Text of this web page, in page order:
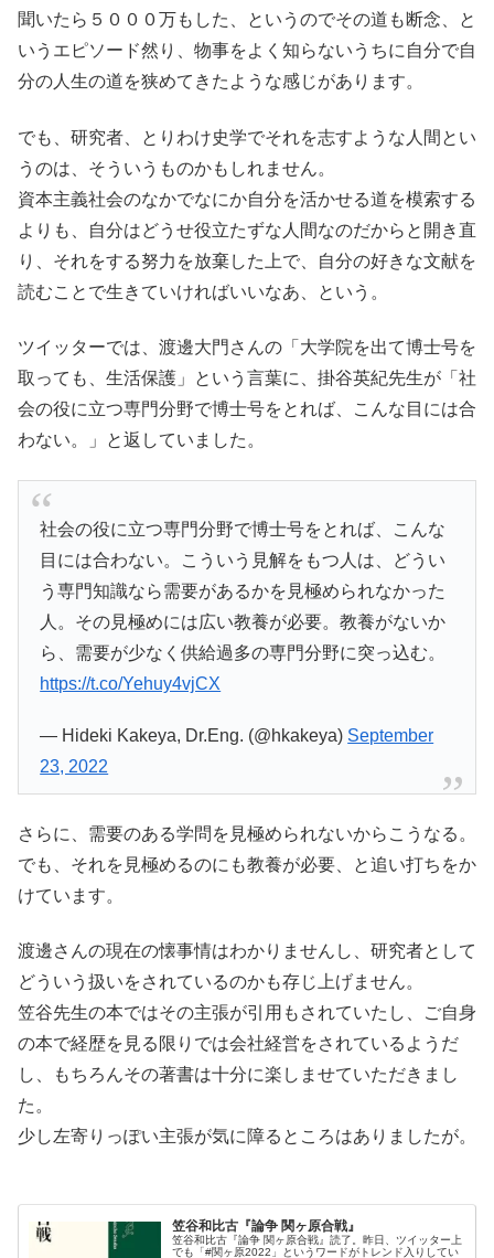
聞いたら５０００万もした、というのでその道も断念、と
いうエピソード然り、物事をよく知らないうちに自分で自
分の人生の道を狭めてきたような感じがあります。
でも、研究者、とりわけ史学でそれを志すような人間とい
うのは、そういうものかもしれません。
資本主義社会のなかでなにか自分を活かせる道を模索する
よりも、自分はどうせ役立たずな人間なのだからと開き直
り、それをする努力を放棄した上で、自分の好きな文献を
読むことで生きていければいいなあ、という。
ツイッターでは、渡邊大門さんの「大学院を出て博士号を
取っても、生活保護」という言葉に、掛谷英紀先生が「社
会の役に立つ専門分野で博士号をとれば、こんな目には合
わない。」と返していました。
社会の役に立つ専門分野で博士号をとれば、こんな
目には合わない。こういう見解をもつ人は、どうい
う専門知識なら需要があるかを見極められなかった
人。その見極めには広い教養が必要。教養がないか
ら、需要が少なく供給過多の専門分野に突っ込む。
https://t.co/Yehuy4vjCX
— Hideki Kakeya, Dr.Eng. (@hkakeya) September
23, 2022
さらに、需要のある学問を見極められないからこうなる。
でも、それを見極めるのにも教養が必要、と追い打ちをか
けています。
渡邊さんの現在の懐事情はわかりませんし、研究者として
どういう扱いをされているのかも存じ上げません。
笠谷先生の本ではその主張が引用もされていたし、ご自身
の本で経歴を見る限りでは会社経営をされているようだ
し、もちろんその著書は十分に楽しませていただきまし
た。
少し左寄りっぽい主張が気に障るところはありましたが。
笠谷和比古『論争 関ヶ原合戦』
笠谷和比古『論争 関ヶ原合戦』読了。昨日、ツイッター上
でも「#関ヶ原2022」というワードがトレンド入りしてい